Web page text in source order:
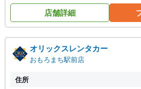
店舗詳細
オリックスレンタカー
おもろまち駅前店
住所